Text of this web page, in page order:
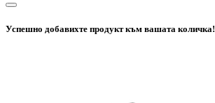
Успешно добавихте продукт към вашата количка!